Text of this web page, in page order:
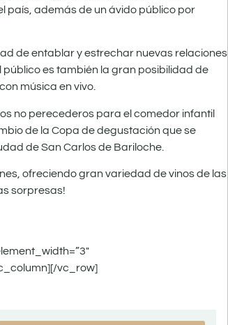
país, además de un ávido público por
de entablar y estrechar nuevas relaciones
es también la gran posibilidad de
música en vivo.
no perecederos para el comedor infantil
de la Copa de degustación que se
de San Carlos de Bariloche.
ofreciendo gran variedad de vinos de las
sorpresas!
vc_row]